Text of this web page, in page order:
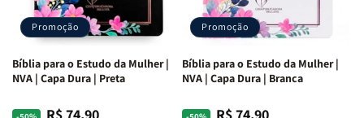
Promoção
Bíblia para o Estudo da Mulher |
NVA | Capa Dura | Preta
Promoção
Bíblia para o Estudo da Mulher |
NVA | Capa Dura | Branca